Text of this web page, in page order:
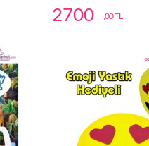
2700 ,00 TL